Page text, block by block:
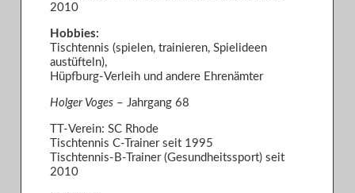
2010
Hobbies:
Tischtennis (spielen, trainieren, Spielideen
austüfteln),
Hüpfburg-Verleih und andere Ehrenämter
Holger Voges – Jahrgang 68
TT-Verein: SC Rhode
Tischtennis C-Trainer seit 1995
Tischtennis-B-Trainer (Gesundheitssport) seit
2010